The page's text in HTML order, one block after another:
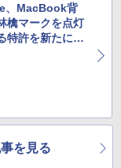
、MacBook背
檎マークを点灯
特許を新たに出
を見る